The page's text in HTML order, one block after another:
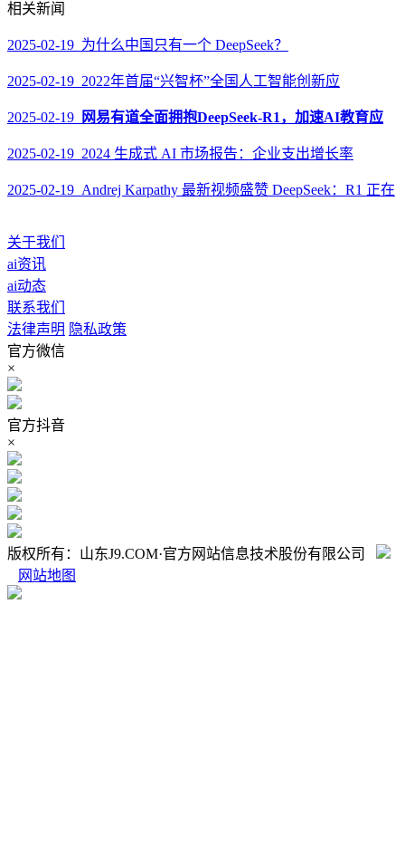
相关新闻
2025-02-19 为什么中国只有一个 DeepSeek？
2025-02-19 2022年首届“兴智杯”全国人工智能创新应
2025-02-19 网易有道全面拥抱DeepSeek-R1，加速AI教育应
2025-02-19 2024 生成式 AI 市场报告：企业支出增长率
2025-02-19 Andrej Karpathy 最新视频盛赞 DeepSeek：R1 正在
关于我们
ai资讯
ai动态
联系我们
法律声明 隐私政策
官方微信
×
官方抖音
×
版权所有：山东J9.COM·官方网站信息技术股份有限公司
网站地图